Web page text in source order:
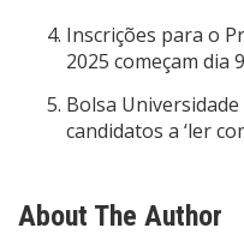
Inscrições para o
2025 começam dia
Bolsa
candidatos a ‘ler
About The Author